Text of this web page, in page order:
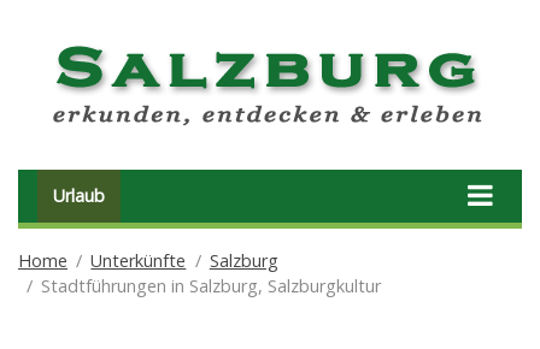
Urlaub
Home Unterkünfte
Salzburg
Stadtführungen in Salzburg, Salzburgkultur